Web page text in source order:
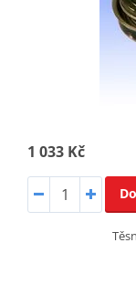
1 033 Kč